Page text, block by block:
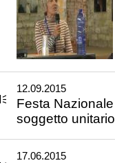
12.09.2015
Festa
soggetto
17.06.2015